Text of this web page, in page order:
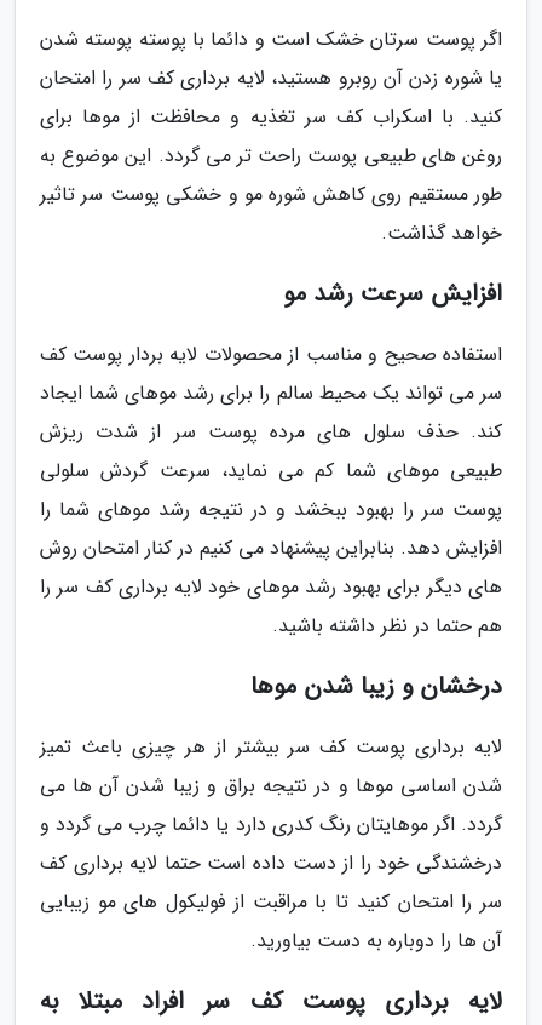
اگر پوست سرتان خشک است و دائما با پوسته پوسته شدن
یا شوره زدن آن روبرو هستید، لایه برداری کف سر را امتحان
کنید. با اسکراب کف سر تغذیه و محافظت از موها برای
روغن های طبیعی پوست راحت تر می گردد. این موضوع به
طور مستقیم روی کاهش شوره مو و خشکی پوست سر تاثیر
خواهد گذاشت.
افزایش سرعت رشد مو
استفاده صحیح و مناسب از محصولات لایه بردار پوست کف
سر می تواند یک محیط سالم را برای رشد موهای شما ایجاد
کند. حذف سلول های مرده پوست سر از شدت ریزش
طبیعی موهای شما کم می نماید، سرعت گردش سلولی
پوست سر را بهبود ببخشد و در نتیجه رشد موهای شما را
افزایش دهد. بنابراین پیشنهاد می کنیم در کنار امتحان روش
های دیگر برای بهبود رشد موهای خود لایه برداری کف سر را
هم حتما در نظر داشته باشید.
درخشان و زیبا شدن موها
لایه برداری پوست کف سر بیشتر از هر چیزی باعث تمیز
شدن اساسی موها و در نتیجه براق و زیبا شدن آن ها می
گردد. اگر موهایتان رنگ کدری دارد یا دائما چرب می گردد و
درخشندگی خود را از دست داده است حتما لایه برداری کف
سر را امتحان کنید تا با مراقبت از فولیکول های مو زیبایی
آن ها را دوباره به دست بیاورید.
لایه برداری پوست کف سر افراد مبتلا به